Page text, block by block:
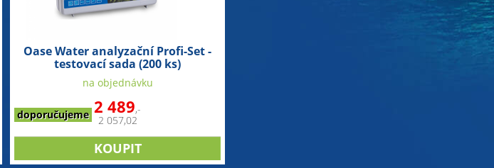
Oase Water analyzační Profi-Set -
testovací sada (200 ks)
doporučujeme
na objednávku
2 489,-
2 057,02